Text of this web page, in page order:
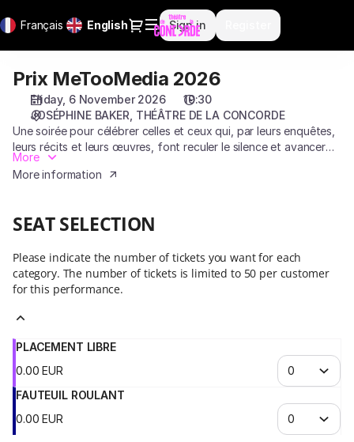
Français Current
English Dialog
Sign in
selection
CONCORDE
06.11.2026
19:30
MeTooMedia
2026]
Théâtre
de
Concorde
Prix
MeTooMedia
2026
Prix MeTooMedia 2026
Friday, 6 November 2026
19:30
JOSÉPHINE BAKER THÉÂTRE DE LA CONCORDE
Une soirée pour célébrer celles et ceux qui, par leurs enquêtes,
leurs récits et leurs œuvres, font reculer le silence et avancer
l'égalité.
More
More information
SEAT SELECTION
Please indicate the number of tickets you want for each
category. The number of tickets is limited to 50 per customer
for this performance.
PLACEMENT LIBRE
0.00 EUR
FAUTEUIL ROULANT
0.00 EUR